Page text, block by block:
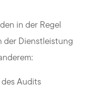
in der Regel
der Dienstleistung
Audits